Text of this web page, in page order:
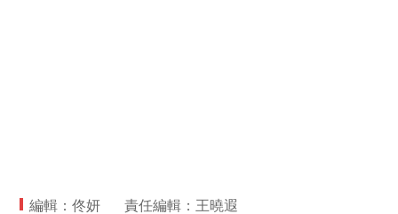
編輯：佟妍 責任編輯：王曉遐